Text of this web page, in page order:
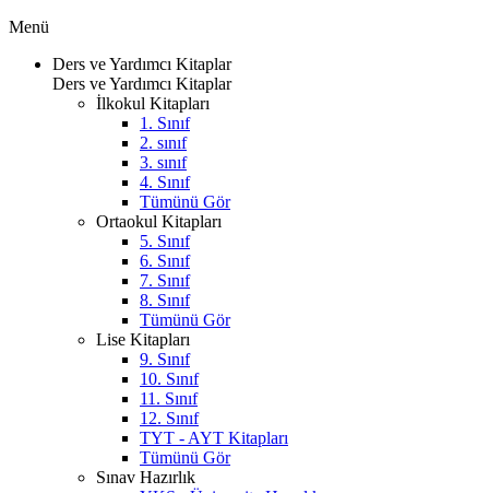
Menü
Ders ve Yardımcı Kitaplar
Ders ve Yardımcı Kitaplar
İlkokul Kitapları
1. Sınıf
2. sınıf
3. sınıf
4. Sınıf
Tümünü Gör
Ortaokul Kitapları
5. Sınıf
6. Sınıf
7. Sınıf
8. Sınıf
Tümünü Gör
Lise Kitapları
9. Sınıf
10. Sınıf
11. Sınıf
12. Sınıf
TYT - AYT Kitapları
Tümünü Gör
Sınav Hazırlık